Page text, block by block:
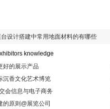
台设计搭建中常用地面材料的有哪些
knowledge
好的展示产品
沉香文化艺术博览
会信息与电子商务
的原则@展览公司